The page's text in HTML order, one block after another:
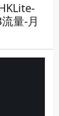
量-月